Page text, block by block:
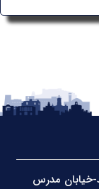
خیابان مدرس